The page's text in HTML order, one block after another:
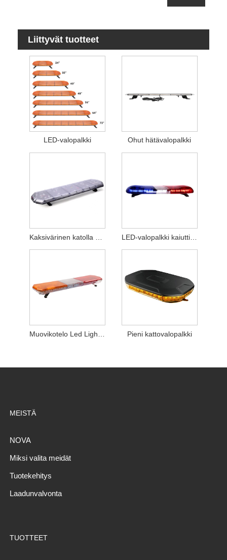
Liittyvät tuotteet
LED-valopalkki Ohut hätävalopalkki
LED-valopalkki kaiuttimella
Pieni kattovalopalkki
MEISTÄ
NOVA
Miksi valita meidät
Tuotekehitys
Laadunvalvonta
TUOTTEET